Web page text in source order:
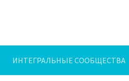
ИНТЕГРАЛЬНЫЕ СООБЩЕСТВА